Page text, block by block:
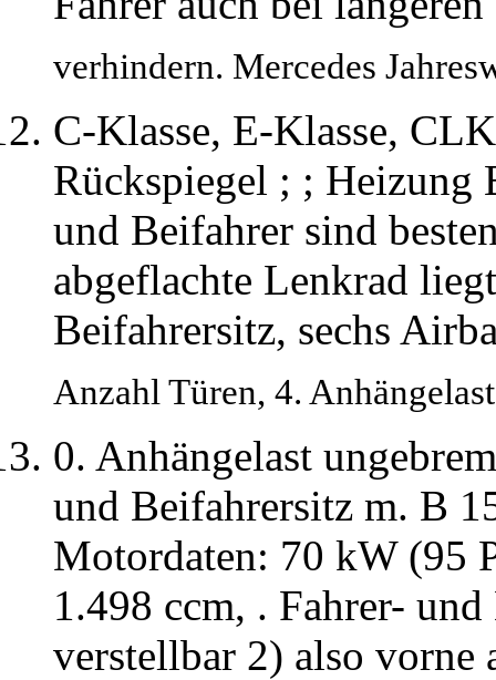
verhindern. Mercedes
C-Klasse, E-Klasse,
Rückspiegel ; ; Heizung
und Beifahrer sind
abgeflachte Lenkrad
Beifahrersitz, sechs
Anzahl Türen, 4.
0. Anhängelast
und Beifahrersitz m. B
Motordaten: 70 kW (95
1.498 ccm, . Fahrer-
verstellbar 2) also